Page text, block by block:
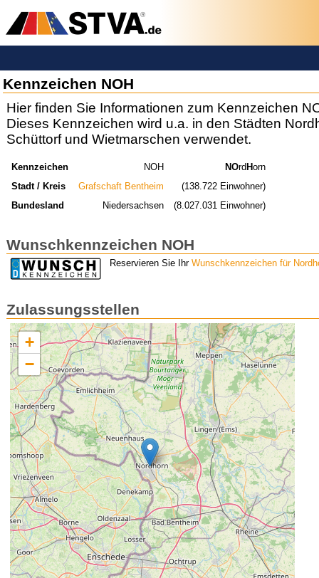
Kennzeichen NOH
Hier finden Sie Informationen zum Kennzeichen
Dieses Kennzeichen wird u.a. in den Städten
Schüttorf und Wietmarschen verwendet.
Kennzeichen NOH NOrdHorn
Stadt / Kreis
Grafschaft Bentheim
(138.722 Einwohner)
Bundesland
Niedersachsen (8.027.031 Einwohner)
Wunschkennzeichen NOH
Reservieren Sie Ihr Wunschkennzeichen für
Zulassungsstellen
+
−